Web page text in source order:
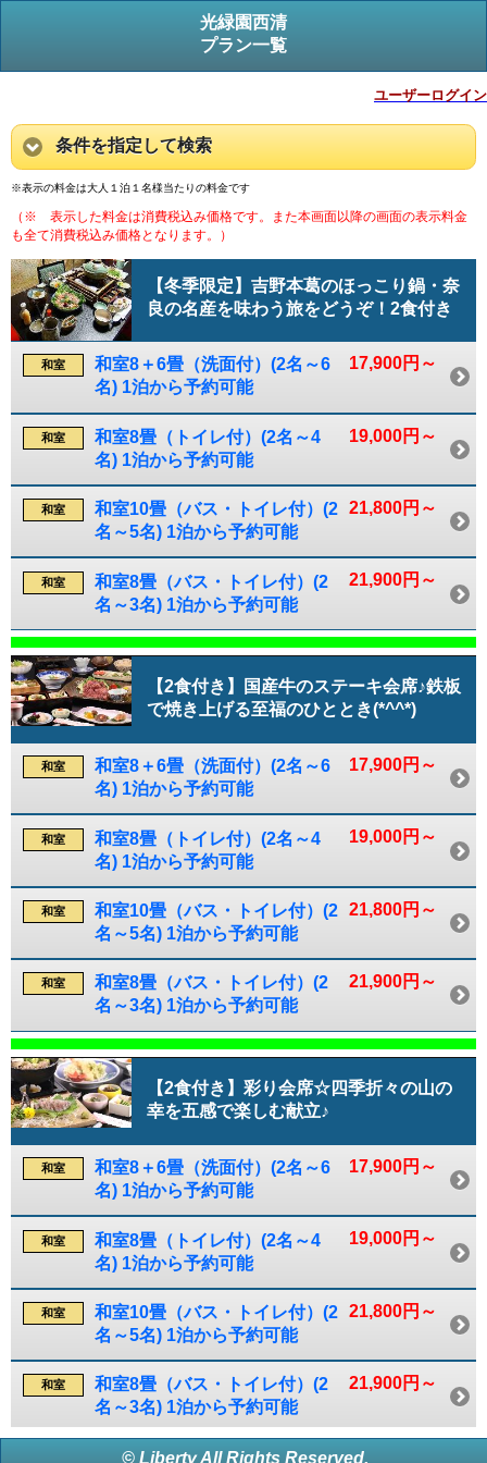
光緑園西清
プラン一覧
ユーザーログイン
条件を指定して検索
※表示の料金は大人１泊１名様当たりの料金です
（※ 表示した料金は消費税込み価格です。また本画面以降の画面の表示料金
も全て消費税込み価格となります。）
【冬季限定】吉野本葛のほっこり鍋・奈
良の名産を味わう旅をどうぞ！2食付き
17,900円～
和室
和室8＋6畳（洗面付）(2名～6
名) 1泊から予約可能
19,000円～
和室
和室8畳（トイレ付）(2名～4
名) 1泊から予約可能
21,800円～
和室
和室10畳（バス・トイレ付）(2
名～5名) 1泊から予約可能
21,900円～
和室
和室8畳（バス・トイレ付）(2
名～3名) 1泊から予約可能
【2食付き】国産牛のステーキ会席♪鉄板
で焼き上げる至福のひととき(*^^*)
17,900円～
和室
和室8＋6畳（洗面付）(2名～6
名) 1泊から予約可能
19,000円～
和室
和室8畳（トイレ付）(2名～4
名) 1泊から予約可能
21,800円～
和室
和室10畳（バス・トイレ付）(2
名～5名) 1泊から予約可能
21,900円～
和室
和室8畳（バス・トイレ付）(2
名～3名) 1泊から予約可能
【2食付き】彩り会席☆四季折々の山の
幸を五感で楽しむ献立♪
17,900円～
和室
和室8＋6畳（洗面付）(2名～6
名) 1泊から予約可能
19,000円～
和室
和室8畳（トイレ付）(2名～4
名) 1泊から予約可能
21,800円～
和室
和室10畳（バス・トイレ付）(2
名～5名) 1泊から予約可能
21,900円～
和室
和室8畳（バス・トイレ付）(2
名～3名) 1泊から予約可能
© Liberty All Rights Reserved.